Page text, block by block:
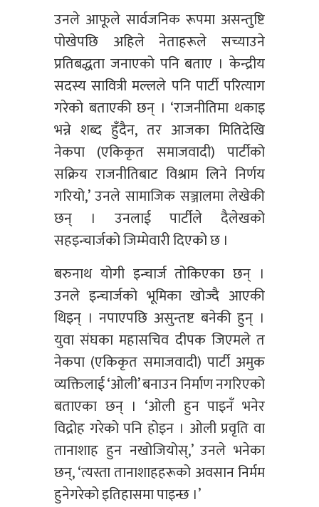
उनले आफूले सार्वजनिक रूपमा असन्तुष्टि
पोखेपछि अहिले नेताहरूले सच्याउने
प्रतिबद्धता जनाएको पनि बताए । केन्द्रीय
सदस्य सावित्री मल्लले पनि पार्टी परित्याग
गरेको बताएकी छन् । ‘राजनीतिमा थकाइ
भन्ने शब्द हुँदैन, तर आजका मितिदेखि
नेकपा (एकिकृत समाजवादी) पार्टीको
सक्रिय राजनीतिबाट विश्राम लिने निर्णय
गरियो,’ उनले सामाजिक सञ्जालमा लेखेकी
छन् । उनलाई पार्टीले दैलेखको
सहइन्चार्जको जिम्मेवारी दिएको छ ।
बरुनाथ योगी इन्चार्ज तोकिएका छन् ।
उनले इन्चार्जको भूमिका खोज्दै आएकी
थिइन् । नपाएपछि असुन्तष्ट बनेकी हुन् ।
युवा संघका महासचिव दीपक जिएमले त
नेकपा (एकिकृत समाजवादी) पार्टी अमुक
व्यक्तिलाई ‘ओली’ बनाउन निर्माण नगरिएको
बताएका छन् । ‘ओली हुन पाइनँ भनेर
विद्रोह गरेको पनि होइन । ओली प्रवृति वा
तानाशाह हुन नखोजियोस्,’ उनले भनेका
छन्, ‘त्यस्ता तानाशाहहरूको अवसान निर्मम
हुनेगरेको इतिहासमा पाइन्छ ।’